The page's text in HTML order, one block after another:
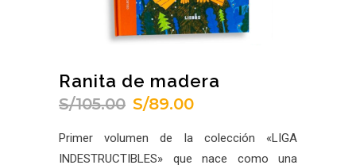
Ranita de madera
S/105.00 El
original
S/89.00El
actual
Primer volumen de la colección «LIGA
INDESTRUCTIBLES» que nace como una